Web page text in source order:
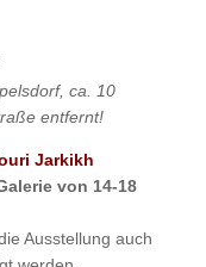
ca. 10
entfernt!
Jarkikh
von 14-18
Ausstellung auch